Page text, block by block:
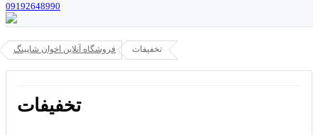
09192648990
فروشگاه آنلاین اخوان شاپینگ تخفیفات
تخفیفات